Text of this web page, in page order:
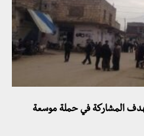
المشاركة في حملة موسعة